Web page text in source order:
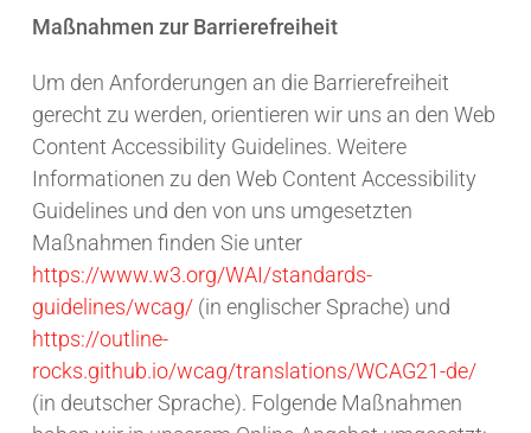
Maßnahmen zur Barrierefreiheit
Um den Anforderungen an die Barrierefreiheit
gerecht zu werden, orientieren wir uns an den Web
Content Accessibility Guidelines. Weitere
Informationen zu den Web Content Accessibility
Guidelines und den von uns umgesetzten
Maßnahmen finden Sie unter
https://www.w3.org/WAI/standards-
guidelines/wcag/(in englischer Sprache) und
https://outline-
rocks.github.io/wcag/translations/WCAG21-de/
(in deutscher Sprache). Folgende Maßnahmen